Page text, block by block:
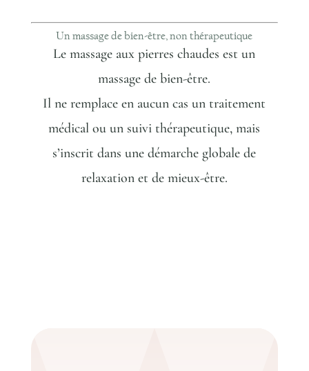
Un massage de bien-être, non thérapeutique
Le massage aux pierres chaudes est un
massage de bien-être.
Il ne remplace en aucun cas un traitement
médical ou un suivi thérapeutique, mais
s’inscrit dans une démarche globale de
relaxation et de mieux-être.